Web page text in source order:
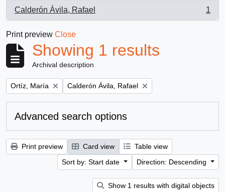
Calderón Ávila, Rafael
, 1 results
1
Print preview Close
Showing 1 results
Archival description
Remove filter:
Ortíz, María Remove filter:
Calderón Ávila, Rafael
Advanced search options
Print preview Card view
Table view
Sort by: Start date
Direction: Descending
Show 1 results with digital objects